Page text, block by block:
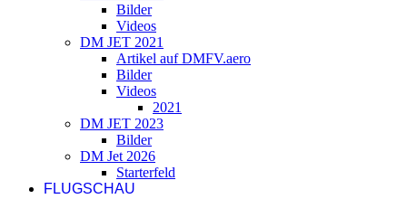
Bilder
Videos
DM JET 2021
Artikel auf DMFV.aero
Bilder
Videos
2021
DM JET 2023
Bilder
DM Jet 2026
Starterfeld
FLUGSCHAU